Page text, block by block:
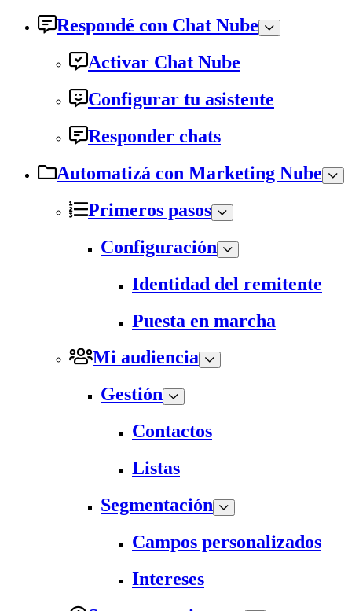
Respondé con Chat Nube
Activar Chat Nube
Configurar tu asistente
Responder chats
Automatizá con Marketing Nube
Primeros pasos
Configuración
Identidad del remitente
Puesta en marcha
Mi audiencia
Gestión
Contactos
Listas
Segmentación
Campos personalizados
Intereses